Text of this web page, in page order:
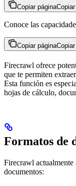
Copiar página
Conoce las
Copiar página
Firecrawl ofrece
que te permiten
Esta función es
hojas de cálculo,
Formatos de
Firecrawl actualmente
documentos: